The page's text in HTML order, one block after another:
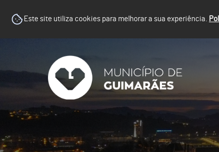
Este site utiliza cookies para melhorar a sua experiência.